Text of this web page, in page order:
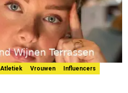
Atletiek Vrouwen Influencers